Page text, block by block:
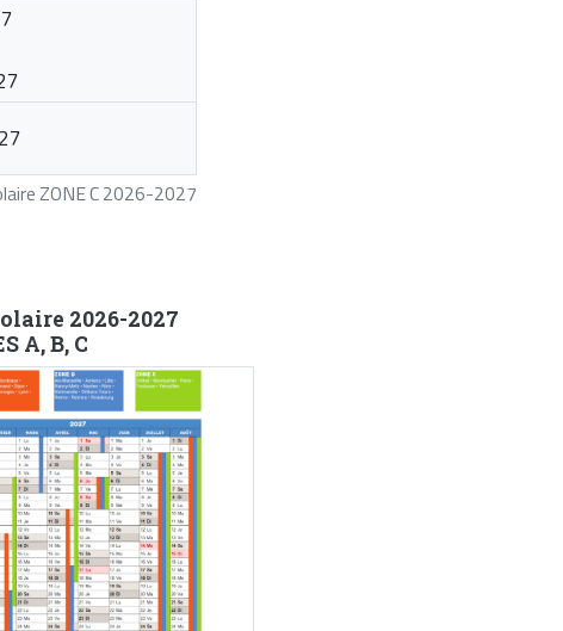
ZONE C 2026-2027
2026-2027
A, B, C